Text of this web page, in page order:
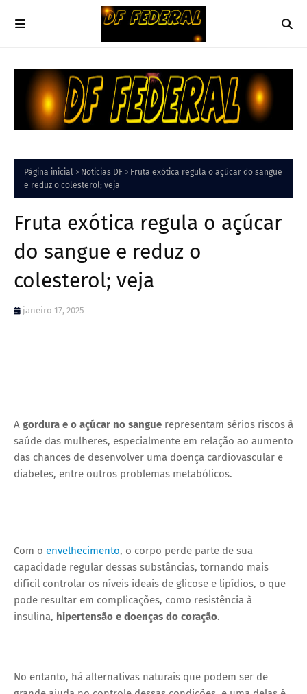
Página inicial Noticias DF
Fruta exótica regula o açúcar do sangue
e reduz o colesterol; veja
Fruta exótica regula o açúcar
do sangue e reduz o
colesterol; veja
janeiro 17, 2025
A gordura e o açúcar no sangue representam sérios riscos à
saúde das mulheres, especialmente em relação ao aumento
das chances de desenvolver uma doença cardiovascular e
diabetes, entre outros problemas metabólicos.
Com o envelhecimento, o corpo perde parte de sua
capacidade regular dessas substâncias, tornando mais
difícil controlar os níveis ideais de glicose e lipídios, o que
pode resultar em complicações, como resistência à
insulina, hipertensão e doenças do coração.
No entanto, há alternativas naturais que podem ser de